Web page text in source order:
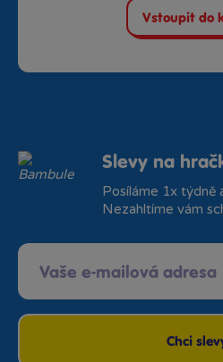
Vstoupit do
Slevy na
Posíláme 1x týdně
Nezahltíme vám
Chci